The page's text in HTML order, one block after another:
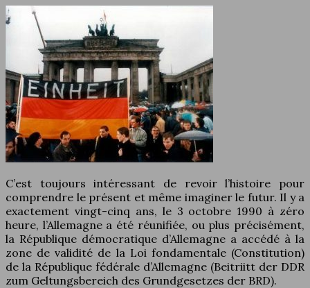
C’est toujours intéressant de revoir l’histoire pour
comprendre le présent et même imaginer le futur. Il y a
exactement vingt-cinq ans, le 3 octobre 1990 à zéro
heure, l’Allemagne a été réunifiée, ou plus précisément,
la République démocratique d’Allemagne a accédé à la
zone de validité de la Loi fondamentale (Constitution)
de la République fédérale d’Allemagne (Beitriitt der DDR
zum Geltungsbereich des Grundgesetzes der BRD).